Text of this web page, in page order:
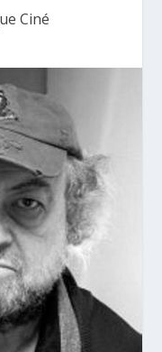
Ciné